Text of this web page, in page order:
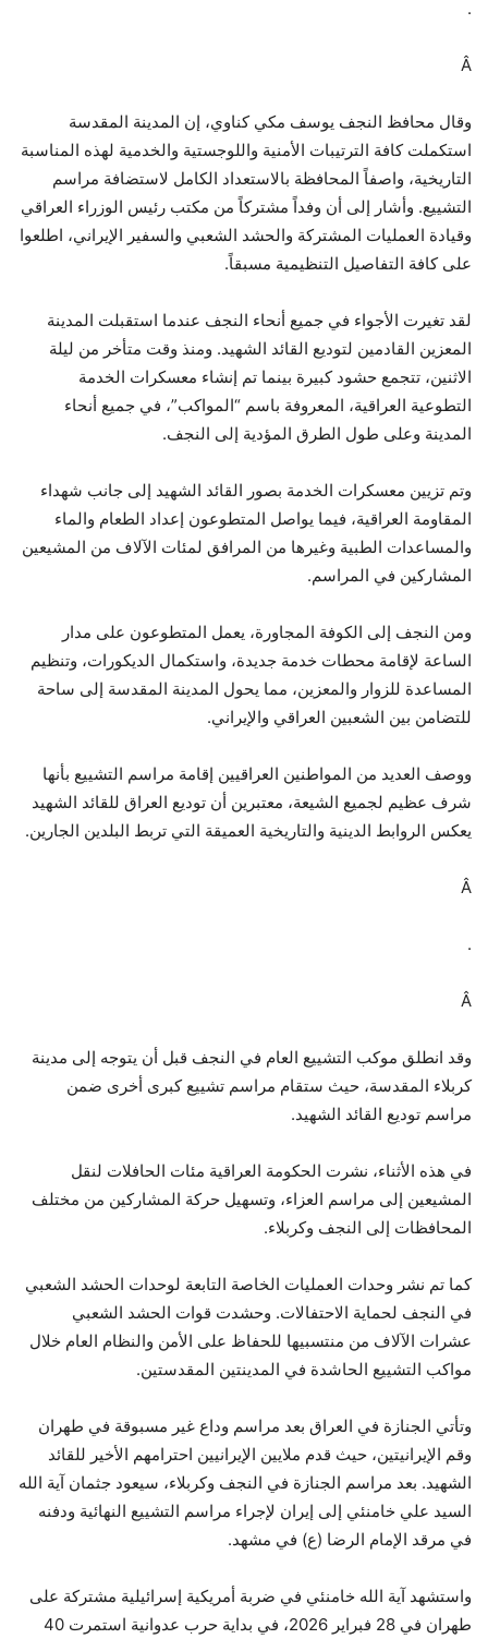
.
Â
وقال محافظ النجف يوسف مكي كناوي، إن المدينة المقدسة
استكملت كافة الترتيبات الأمنية واللوجستية والخدمية لهذه المناسبة
التاريخية، واصفاً المحافظة بالاستعداد الكامل لاستضافة مراسم
التشييع. وأشار إلى أن وفداً مشتركاً من مكتب رئيس الوزراء العراقي
وقيادة العمليات المشتركة والحشد الشعبي والسفير الإيراني، اطلعوا
على كافة التفاصيل التنظيمية مسبقاً.
لقد تغيرت الأجواء في جميع أنحاء النجف عندما استقبلت المدينة
المعزين القادمين لتوديع القائد الشهيد. ومنذ وقت متأخر من ليلة
الاثنين، تتجمع حشود كبيرة بينما تم إنشاء معسكرات الخدمة
التطوعية العراقية، المعروفة باسم “المواكب”، في جميع أنحاء
المدينة وعلى طول الطرق المؤدية إلى النجف.
وتم تزيين معسكرات الخدمة بصور القائد الشهيد إلى جانب شهداء
المقاومة العراقية، فيما يواصل المتطوعون إعداد الطعام والماء
والمساعدات الطبية وغيرها من المرافق لمئات الآلاف من المشيعين
المشاركين في المراسم.
ومن النجف إلى الكوفة المجاورة، يعمل المتطوعون على مدار
الساعة لإقامة محطات خدمة جديدة، واستكمال الديكورات، وتنظيم
المساعدة للزوار والمعزين، مما يحول المدينة المقدسة إلى ساحة
للتضامن بين الشعبين العراقي والإيراني.
ووصف العديد من المواطنين العراقيين إقامة مراسم التشييع بأنها
شرف عظيم لجميع الشيعة، معتبرين أن توديع العراق للقائد الشهيد
يعكس الروابط الدينية والتاريخية العميقة التي تربط البلدين الجارين.
Â
.
Â
وقد انطلق موكب التشييع العام في النجف قبل أن يتوجه إلى مدينة
كربلاء المقدسة، حيث ستقام مراسم تشييع كبرى أخرى ضمن
مراسم توديع القائد الشهيد.
في هذه الأثناء، نشرت الحكومة العراقية مئات الحافلات لنقل
المشيعين إلى مراسم العزاء، وتسهيل حركة المشاركين من مختلف
المحافظات إلى النجف وكربلاء.
كما تم نشر وحدات العمليات الخاصة التابعة لوحدات الحشد الشعبي
في النجف لحماية الاحتفالات. وحشدت قوات الحشد الشعبي
عشرات الآلاف من منتسبيها للحفاظ على الأمن والنظام العام خلال
مواكب التشييع الحاشدة في المدينتين المقدستين.
وتأتي الجنازة في العراق بعد مراسم وداع غير مسبوقة في طهران
وقم الإيرانيتين، حيث قدم ملايين الإيرانيين احترامهم الأخير للقائد
الشهيد. بعد مراسم الجنازة في النجف وكربلاء، سيعود جثمان آية الله
السيد علي خامنئي إلى إيران لإجراء مراسم التشييع النهائية ودفنه
في مرقد الإمام الرضا (ع) في مشهد.
واستشهد آية الله خامنئي في ضربة أمريكية إسرائيلية مشتركة على
طهران في 28 فبراير 2026، في بداية حرب عدوانية استمرت 40